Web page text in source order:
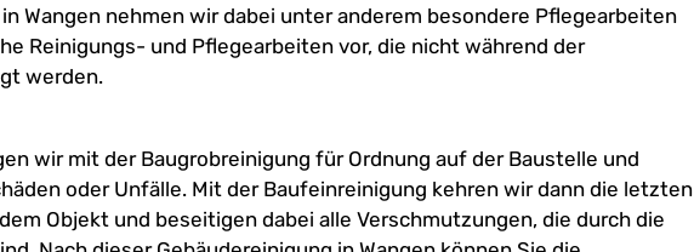
Wangen nehmen wir dabei unter anderem besondere Pflegearbeiten
Reinigungs- und Pflegearbeiten vor, die nicht während der
werden.
wir mit der Baugrobreinigung für Ordnung auf der Baustelle und
oder Unfälle. Mit der Baufeinreinigung kehren wir dann die letzten
Objekt und beseitigen dabei alle Verschmutzungen, die durch die